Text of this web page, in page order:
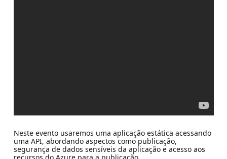
Neste evento usaremos uma aplicação estática acessando
uma API, abordando aspectos como publicação,
segurança de dados sensíveis da aplicação e acesso aos
recursos do Azure para a publicação.